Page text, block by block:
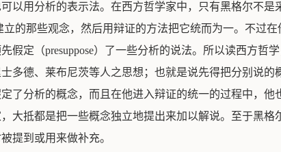
以用分析的表示法。在西方哲学家中，只有黑格尔不是
的那些观念，然后用辩证的方法把它统而为一。不过在
定（presuppose）了一些分析的说法。所以读西方哲
多德、莱布尼茨等人之思想；也就是说先得把分别说的
了分析的概念，而且在他进入辩证的统一的过程中，他
大抵都是把一些概念独立地提出来加以解说。至于黑格
提到或用来做补充。